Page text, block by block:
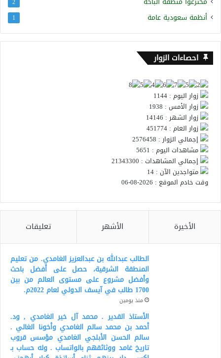
أنظمة سعودية عامة 1
احصاءات الزوار
زوار اليوم : 1144
زوار الأمس : 1938
زوار الشهر : 14146
زوار العام : 451774
إجمالي الزوار : 2576458
مشاهدات اليوم : 5651
إجمالي المشاهدات : 21343300
متواجدين الآن : 14
وقت خادم الموقع : 2026-08-06
الأخيرة الأشهر تعليقات
الطالب عبدالله بن عبدالعزيز الغامدي. من تعليم
المنطقة الشرقية، حصل على أفضل باحث
وأفضل مشروع على مستوى العالم من بين
1700 طالب في آيسف الدولي لعام 2022م.
منذ يومين
الأستاذ القدير . محمد آل خير الغامدي , ود.
أحمد بن محمد سالم الغامدي وأخونا الغالي .
سالم الحسن الأبلجي الغامدي مؤسس قروب
تاريخ غامد ووثائقهم بالواتساب . وله حساب بـ